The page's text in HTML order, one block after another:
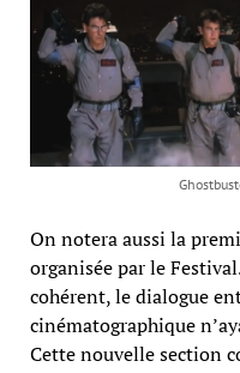
On notera aussi la
organisée par le
cohérent, le dialogue
cinématographique
Cette nouvelle section